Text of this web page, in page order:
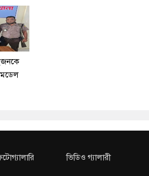
মডেল
ভিডিও গ্যালারী